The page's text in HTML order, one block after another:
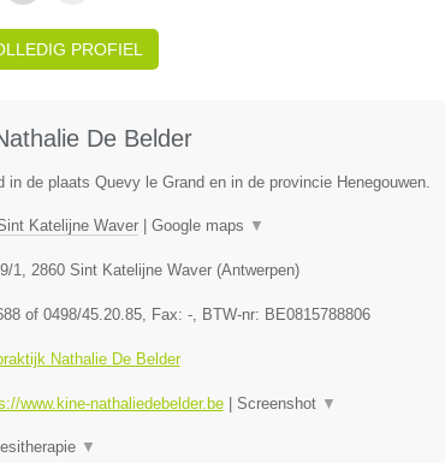
PROFIEL
De Belder
in de plaats Quevy le Grand en in de provincie Henegouwen.
Katelijne Waver| Google maps ▼
1, 2860 Sint Katelijne Waver(Antwerpen)
of 0498/45.20.85, Fax: -, BTW-nr: BE0815788806
Nathalie De Belder
www.kine-nathaliedebelder.be| Screenshot ▼
▼